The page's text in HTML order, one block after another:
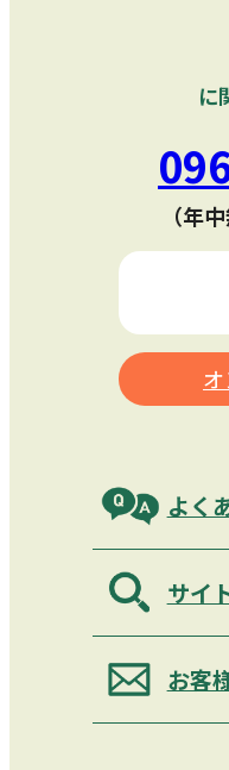
に
（年
よく
サイ
お客